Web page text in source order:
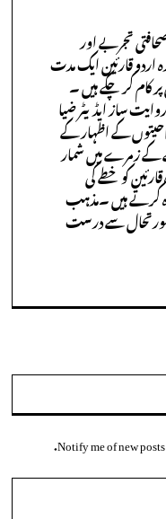
تجربے اور
قارئین ایک مدت
کام کر چکے ہیں ۔
ساز ایڈیٹر ضیا
کے اظہار کے
کے زمرے میں شمار
کو خطے کی
کرتے ہیں ۔مذہب
صورتحال سے درست
ویب
Notify me of new